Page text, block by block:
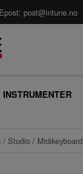
post@intune.no
INSTRUMENTER
/ Studio / Midikeyboard